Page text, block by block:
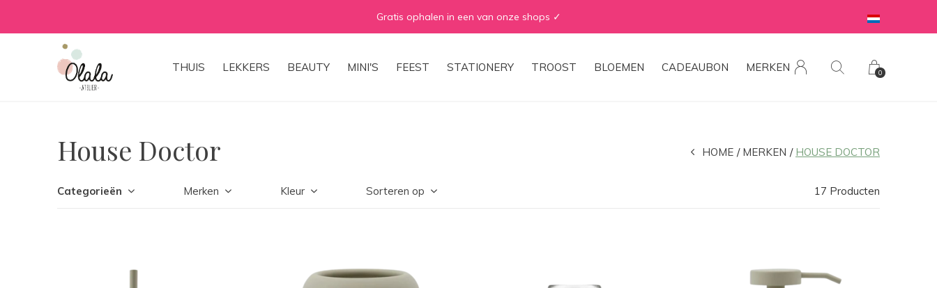
THUIS LEKKERS BEAUTY MINI'S FEEST STATIONERY TROOST BLOEMEN CADEAUBON MERKEN 0
Gratis ophalen in een van onze shops ✓
House Doctor HOME MERKEN HOUSE DOCTOR
Categorieën Merken Kleur Sorteren op 17 Producten